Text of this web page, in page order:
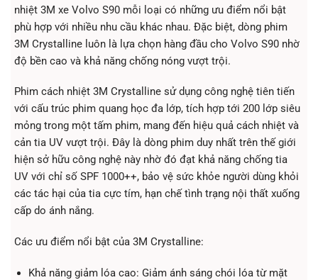
nhiệt 3M xe Volvo S90 mỗi loại có những ưu điểm nổi bật
phù hợp với nhiều nhu cầu khác nhau. Đặc biệt, dòng phim
3M Crystalline luôn là lựa chọn hàng đầu cho Volvo S90 nhờ
độ bền cao và khả năng chống nóng vượt trội.
Phim cách nhiệt 3M Crystalline sử dụng công nghệ tiên tiến
với cấu trúc phim quang học đa lớp, tích hợp tới 200 lớp siêu
mỏng trong một tấm phim, mang đến hiệu quả cách nhiệt và
cản tia UV vượt trội. Đây là dòng phim duy nhất trên thế giới
hiện sở hữu công nghệ này nhờ đó đạt khả năng chống tia
UV với chỉ số SPF 1000++, bảo vệ sức khỏe người dùng khỏi
các tác hại của tia cực tím, hạn chế tình trạng nội thất xuống
cấp do ánh nắng.
Các ưu điểm nổi bật của 3M Crystalline:
Khả năng giảm lóa cao: Giảm ánh sáng chói lóa từ mặt